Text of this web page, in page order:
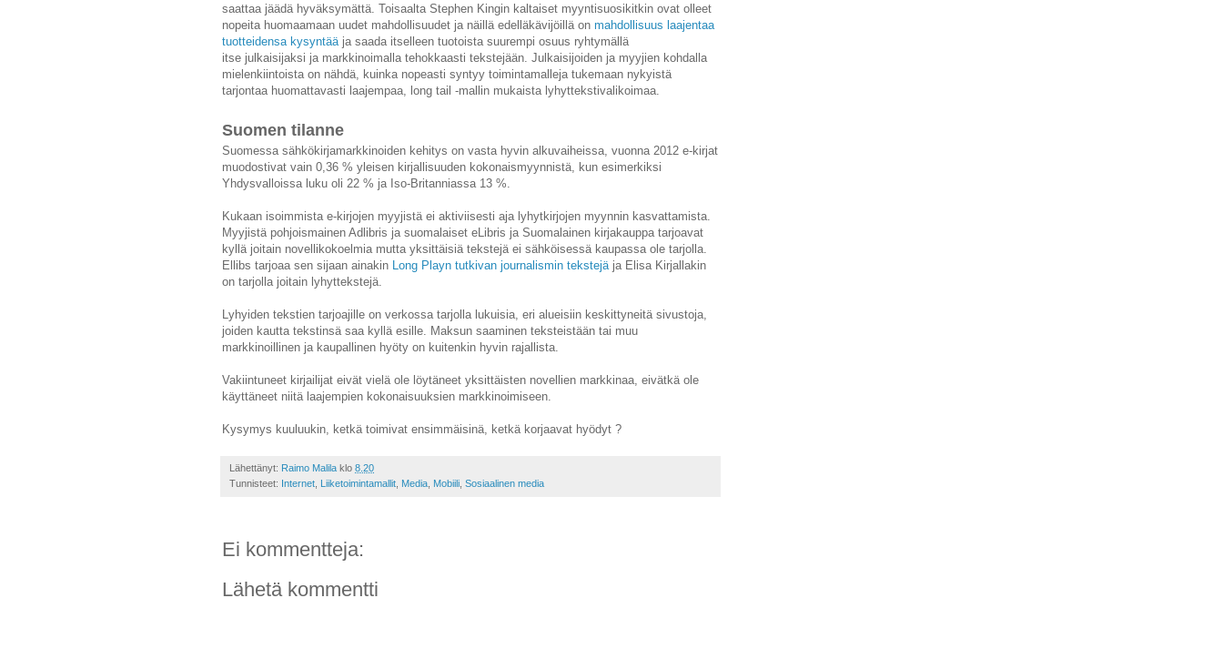
saattaa jäädä hyväksymättä. Toisaalta Stephen Kingin kaltaiset myyntisuosikitkin ovat olleet
nopeita huomaamaan uudet mahdollisuudet ja näillä edelläkävijöillä on mahdollisuus laajentaa
tuotteidensa kysyntää ja saada itselleen tuotoista suurempi osuus ryhtymällä
itse julkaisijaksi ja markkinoimalla tehokkaasti tekstejään. Julkaisijoiden ja myyjien kohdalla
mielenkiintoista on nähdä, kuinka nopeasti syntyy toimintamalleja tukemaan nykyistä
tarjontaa huomattavasti laajempaa, long tail -mallin mukaista lyhyttekstivalikoimaa.
Suomen tilanne
Suomessa sähkökirjamarkkinoiden kehitys on vasta hyvin alkuvaiheissa, vuonna 2012 e-kirjat
muodostivat vain 0,36 % yleisen kirjallisuuden kokonaismyynnistä, kun esimerkiksi
Yhdysvalloissa luku oli 22 % ja Iso-Britanniassa 13 %.
Kukaan isoimmista e-kirjojen myyjistä ei aktiviisesti aja lyhytkirjojen myynnin kasvattamista.
Myyjistä pohjoismainen Adlibris ja suomalaiset eLibris ja Suomalainen kirjakauppa tarjoavat
kyllä joitain novellikokoelmia mutta yksittäisiä tekstejä ei sähköisessä kaupassa ole tarjolla.
Ellibs tarjoaa sen sijaan ainakin Long Playn tutkivan journalismin tekstejä ja Elisa Kirjallakin
on tarjolla joitain lyhyttekstejä.
Lyhyiden tekstien tarjoajille on verkossa tarjolla lukuisia, eri alueisiin keskittyneitä sivustoja,
joiden kautta tekstinsä saa kyllä esille. Maksun saaminen teksteistään tai muu
markkinoillinen ja kaupallinen hyöty on kuitenkin hyvin rajallista.
Vakiintuneet kirjailijat eivät vielä ole löytäneet yksittäisten novellien markkinaa, eivätkä ole
käyttäneet niitä laajempien kokonaisuuksien markkinoimiseen.
Kysymys kuuluukin, ketkä toimivat ensimmäisinä, ketkä korjaavat hyödyt ?
Lähettänyt: Raimo Malila klo 8.20
Tunnisteet: Internet Liiketoimintamallit Media Mobiili Sosiaalinen media
Ei kommentteja:
Lähetä kommentti